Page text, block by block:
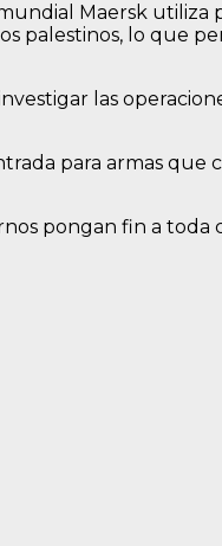
Maersk
palestinos, lo que
las
para armas que
pongan fin a toda